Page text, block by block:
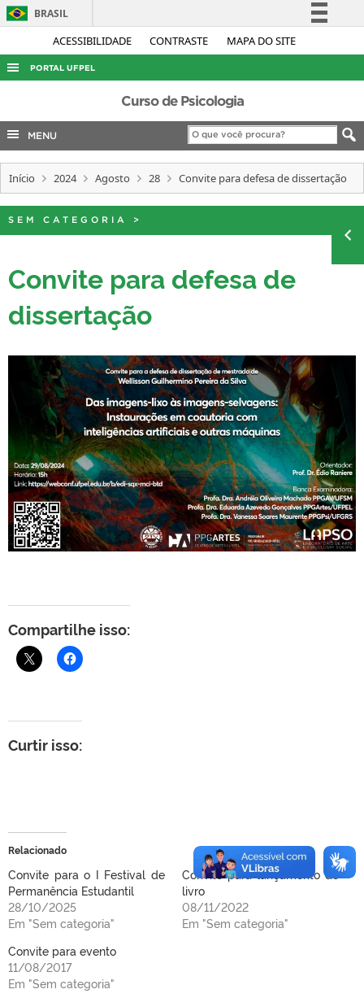
ACESSIBILIDADE CONTRASTE MAPA DO SITE
BRASIL
Simplifique!
Acesso à informação
Legislação
Canais
PORTAL UFPEL
ACESSO À INFORMAÇÃO
AUDITORIA
COBALTO
CONCURSOS
EDITAIS
INTERNACIONAL
PORTARIAS
TELEFONES
Curso de Psicologia
MENU
Início 2024 Agosto 28 Convite para defesa de dissertação
SEM CATEGORIA >
Convite para defesa de
dissertação
Compartilhe isso:
Curtir isso:
Relacionado
Convite para o I Festival de
Permanência Estudantil
28/10/2025
Em "Sem categoria"
Convite para lançamento de
livro
08/11/2022
Em "Sem categoria"
Convite para evento
11/08/2017
Em "Sem categoria"